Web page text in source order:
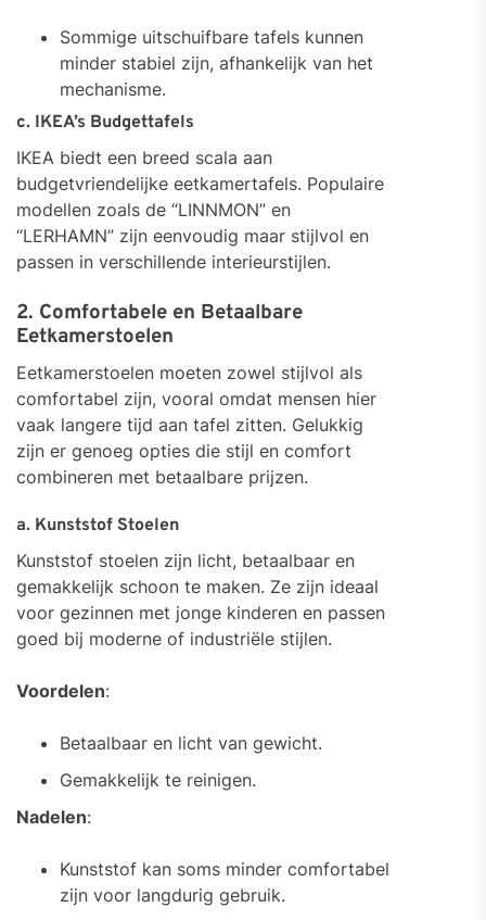
Sommige uitschuifbare tafels kunnen
minder stabiel zijn, afhankelijk van het
mechanisme.
c. IKEA’s Budgettafels
IKEA biedt een breed scala aan
budgetvriendelijke eetkamertafels. Populaire
modellen zoals de “LINNMON” en
“LERHAMN” zijn eenvoudig maar stijlvol en
passen in verschillende interieurstijlen.
2. Comfortabele en Betaalbare
Eetkamerstoelen
Eetkamerstoelen moeten zowel stijlvol als
comfortabel zijn, vooral omdat mensen hier
vaak langere tijd aan tafel zitten. Gelukkig
zijn er genoeg opties die stijl en comfort
combineren met betaalbare prijzen.
a. Kunststof Stoelen
Kunststof stoelen zijn licht, betaalbaar en
gemakkelijk schoon te maken. Ze zijn ideaal
voor gezinnen met jonge kinderen en passen
goed bij moderne of industriële stijlen.
Voordelen:
Betaalbaar en licht van gewicht.
Gemakkelijk te reinigen.
Nadelen:
Kunststof kan soms minder comfortabel
zijn voor langdurig gebruik.